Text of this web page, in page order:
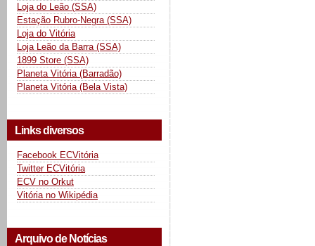
Loja do Leão (SSA)
Estação Rubro-Negra (SSA)
Loja do Vitória
Loja Leão da Barra (SSA)
1899 Store (SSA)
Planeta Vitória (Barradão)
Planeta Vitória (Bela Vista)
Links diversos
Facebook ECVitória
Twitter ECVitória
ECV no Orkut
Vitória no Wikipédia
Arquivo de Notícias